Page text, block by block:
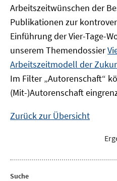
Arbeitszeitwünschen der
Publikationen zur
Einführung der Vier-Tage-
unserem Themendossier
Arbeitszeitmodell der
Im Filter „Autorenschaft“
(Mit-)Autorenschaft
Zurück zur Übersicht
Suche